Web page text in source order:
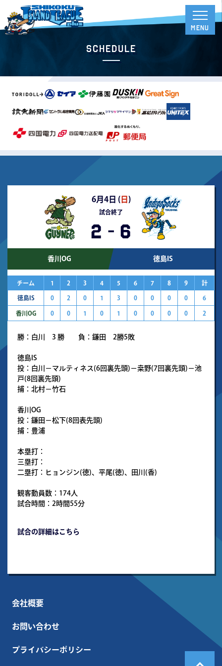
Schedule
6月4日 (日 )
試合終了
2 - 6
香川OG 徳島IS
チーム 1 2 3 4 5 6 7 8 9 計
徳島IS 0 2 0 1 3 0 0 0 0 6
香川OG 0 0 1 0 1 0 0 0 0 2
勝：白川 3 勝 負：鎌田 2勝5敗
徳島IS
投：白川－マルティネス(6回裏先頭)－桒野(7回裏先頭)－池
戸(8回裏先頭)
捕：北村－竹石
香川OG
投：鎌田－松下(8回表先頭)
捕：豊浦
本塁打：
三塁打：
二塁打：ヒョンジン(徳)、平尾(徳)、田川(香)
観客動員数：174人
試合時間：2時間55分
試合の詳細はこちら
会社概要
お問い合わせ
プライバシーポリシー